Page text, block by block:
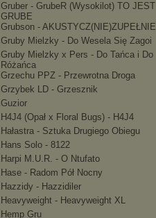
Gruber - GrubeR (Wysokilot) TO JEST
GRUBE
Grubson - AKUSTYCZ(NI E)ZUPEŁNIE
Gruby Mielzky - Do Wesela Się Zagoi
Gruby Mielzky x Pers - Do Tańca i Do
Różańca
Grzechu PPZ - Przewrotna Droga
Grzybek LD - Grzesznik
Guzior
H4J4 (Opał x Floral Bugs) - H4J4
Hałastra - Sztuka Drugiego Obiegu
Hans Solo - 8122
Harpi M.U.R. - O Ntufato
Hase - Radom Pół Nocny
Hazzidy - Hazzidiler
Heavyweight - Heavyweight XL
Hemp Gru